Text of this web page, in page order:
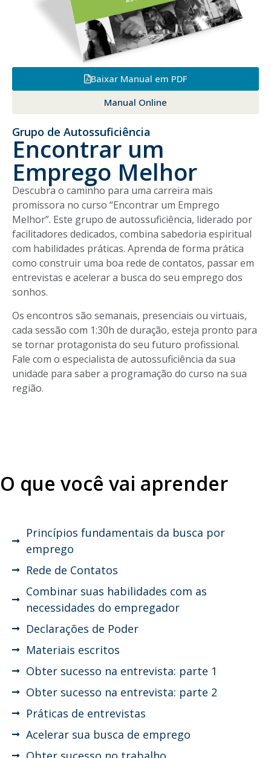
Baixar Manual em PDF
Manual Online
Grupo de Autossuficiência
Encontrar um
Emprego Melhor
Descubra o caminho para uma carreira mais
promissora no curso “Encontrar um Emprego
Melhor”. Este grupo de autossuficiência, liderado por
facilitadores dedicados, combina sabedoria espiritual
com habilidades práticas. Aprenda de forma prática
como construir uma boa rede de contatos, passar em
entrevistas e acelerar a busca do seu emprego dos
sonhos.
Os encontros são semanais, presenciais ou virtuais,
cada sessão com 1:30h de duração, esteja pronto para
se tornar protagonista do seu futuro profissional.
Fale com o especialista de autossuficiência da sua
unidade para saber a programação do curso na sua
região.
O que você vai aprender
Princípios fundamentais da busca por
emprego
Rede de Contatos
Combinar suas habilidades com as
necessidades do empregador
Declarações de Poder
Materiais escritos
Obter sucesso na entrevista: parte 1
Obter sucesso na entrevista: parte 2
Práticas de entrevistas
Acelerar sua busca de emprego